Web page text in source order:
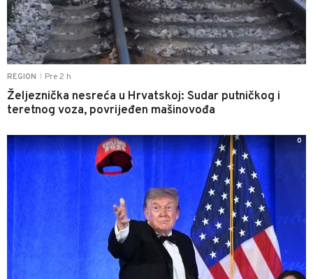
REGION Pre 2 h
Željeznička nesreća u Hrvatskoj: Sudar putničkog i
teretnog voza, povrijeđen mašinovođa
0